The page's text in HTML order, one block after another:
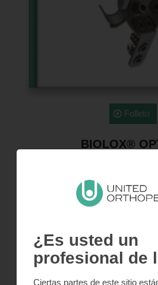
¿Es usted un
profesional de
Ciertas partes de este sitio
Folleto
BIOLOX®